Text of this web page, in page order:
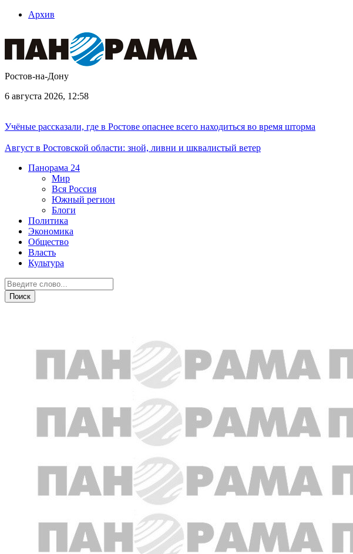
Архив
Ростов-на-Дону
6 августа 2026, 12:58
Учёные рассказали, где в Ростове опаснее всего находиться во время шторма
Август в Ростовской области: зной, ливни и шквалистый ветер
Панорама 24
Мир
Вся Россия
Южный регион
Блоги
Политика
Экономика
Общество
Власть
Культура